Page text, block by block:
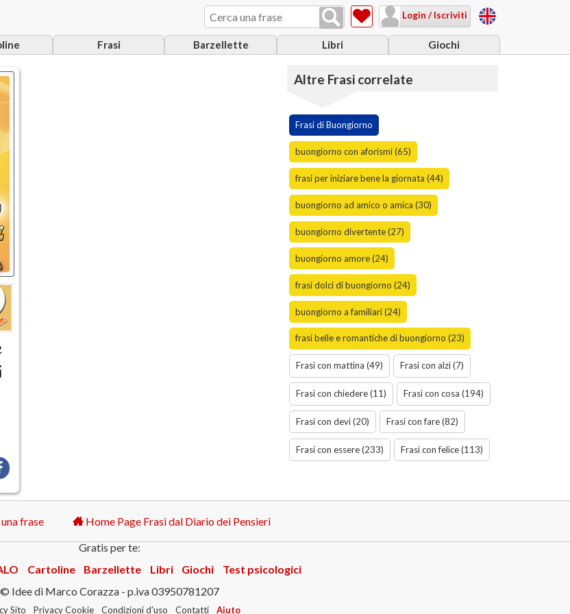
Login / Iscriviti
Frasi Barzellette Libri Giochi
Altre Frasi correlate
Frasi di Buongiorno
buongiorno con aforismi (65)
frasi per iniziare bene la giornata (44)
buongiorno ad amico o amica (30)
buongiorno divertente (27)
buongiorno amore (24)
frasi dolci di buongiorno (24)
buongiorno a familiari (24)
frasi belle e romantiche di buongiorno (23)
Frasi con mattina (49) Frasi con alzi (7)
Frasi con chiedere (11) Frasi con cosa (194)
Frasi con devi (20) Frasi con fare (82)
Frasi con essere (233) Frasi con felice (113)
frase
Home Page Frasi dal Diario dei Pensieri
Gratis per te:
Cartoline Barzellette Libri Giochi
Test psicologici
© Idee di Marco Corazza - p.iva 03950781207
Sito Privacy Cookie Condizioni d'uso Contatti Aiuto